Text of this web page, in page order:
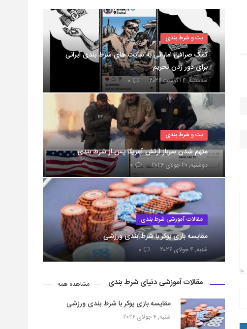
بت و شرط بندی
کمک صرافی اماراتی به سایت های شرط بندی ایرانی
برای دور زدن تحریم
سه‌شنبه, ۴ آگوست ۲۰۲۶ ۰
بت و شرط بندی
متهم شدن سرباز ارتش آمریکا پس از شرط بندی
دوشنبه, ۲۰ جولای ۲۰۲۶ ۰
مقالات آموزشی شرط بندی
مقایسه بازی پوکر با شرط بندی ورزشی
شنبه, ۴ جولای ۲۰۲۶ ۰
مقالات آموزشی دنیای شرط بندی مشاهده همه
مقایسه بازی پوکر با شرط بندی ورزشی
شنبه, ۴ جولای ۲۰۲۶